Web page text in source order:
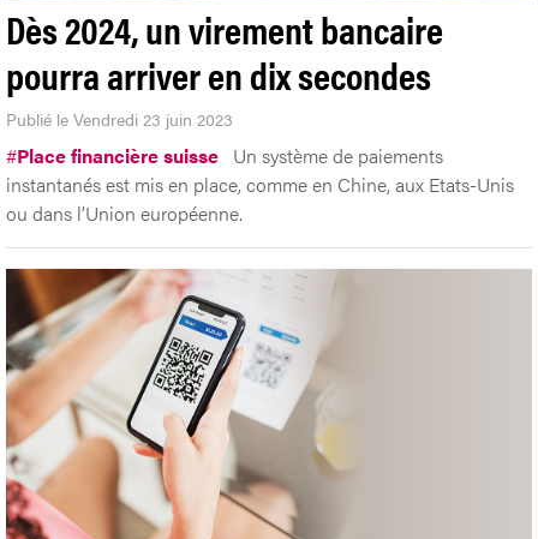
Dès 2024, un virement bancaire
pourra arriver en dix secondes
Publié le Vendredi 23 juin 2023
#Place financière suisse Un système de paiements
instantanés est mis en place, comme en Chine, aux Etats-Unis
ou dans l’Union européenne.